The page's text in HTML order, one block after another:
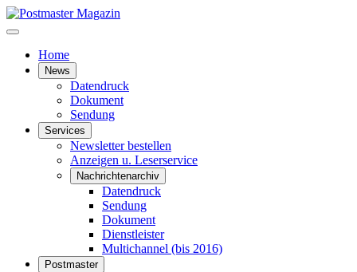
Home
News
Datendruck
Dokument
Sendung
Services
Newsletter bestellen
Anzeigen u. Leserservice
Nachrichtenarchiv
Datendruck
Sendung
Dokument
Dienstleister
Multichannel (bis 2016)
Postmaster